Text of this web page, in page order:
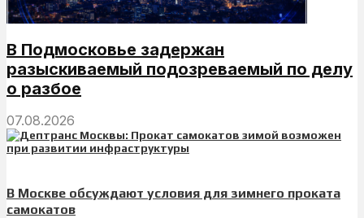
В Подмосковье задержан
разыскиваемый подозреваемый по делу
о разбое
07.08.2026
В Москве обсуждают условия для зимнего проката
самокатов